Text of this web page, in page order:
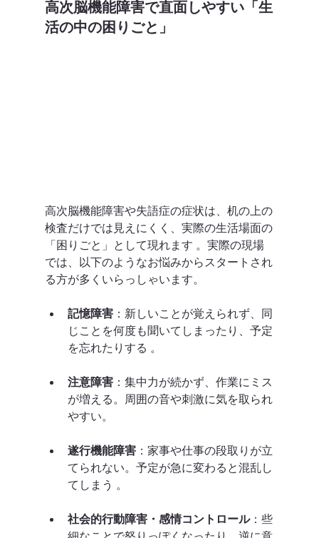
高次脳機能障害で直面しやすい「生
活の中の困りごと」
高次脳機能障害や失語症の症状は、机の上の
検査だけでは見えにくく、実際の生活場面の
「困りごと」として現れます 。実際の現場
では、以下のようなお悩みからスタートされ
る方が多くいらっしゃいます。
記憶障害：新しいことが覚えられず、同
じことを何度も聞いてしまったり、予定
を忘れたりする 。
注意障害：集中力が続かず、作業にミス
が増える。周囲の音や刺激に気を取られ
やすい。
遂行機能障害：家事や仕事の段取りが立
てられない。予定が急に変わると混乱し
てしまう 。
社会的行動障害・感情コントロール：些